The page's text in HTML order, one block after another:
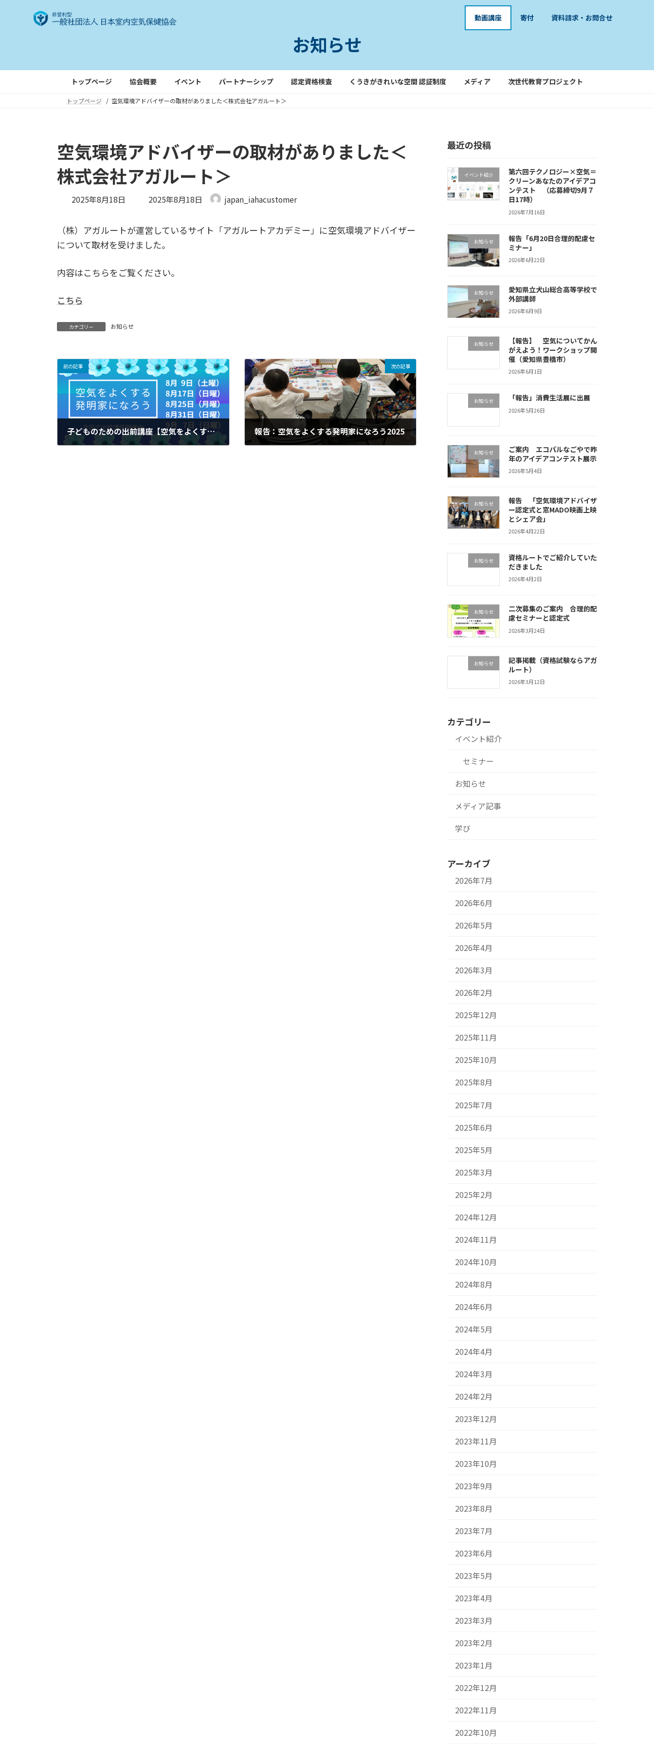
へ
ョ
動画講座 寄付 資料請求・お問合せ
お知らせ
トップページ 協会概要 イベント パートナーシップ 認定資格検査 くうきがきれいな空間 認証制度 メディア 次世代教育プロジェクト
トップページ 空気環境アドバイザーの取材がありました＜株式会社アガルート＞
空気環境アドバイザーの取材がありました＜
株式会社アガルート＞
2025年8月18日
最
新
日
2025年8月18日 japan_iahacustomer
（株）アガルートが運営しているサイト「アガルートアカデミー」に空気環境アドバイザー
について取材を受けました。
内容はこちらをご覧ください。
こちら
カテゴリー お知らせ
前の記事
子どものための出前講座【空気をよくする発明家になろう】愛知、千葉、東京で開催
2025年7月6日
次の記事
報告：空気をよくする発明家になろう2025
2025年8月19日
最近の投稿
イベント紹介
第六回テクノロジー×空気＝
クリーンあなたのアイデアコ
ンテスト （応募締切9月７
日17時）
2026年7月16日
お知らせ
報告「6月20日合理的配慮セ
ミナー」
2026年6月22日
お知らせ
愛知県立犬山総合高等学校で
外部講師
2026年6月9日
お知らせ
【報告】 空気についてかん
がえよう！ワークショップ開
催（愛知県豊橋市）
2026年6月1日
お知らせ 「報告」消費生活展に出展
2026年5月26日
お知らせ
ご案内 エコパルなごやで昨
年のアイデアコンテスト展示
2026年5月4日
お知らせ
報告 「空気環境アドバイザ
ー認定式と窓MADO映画上映
とシェア会」
2026年4月22日
お知らせ
資格ルートでご紹介していた
だきました
2026年4月2日
お知らせ
二次募集のご案内 合理的配
慮セミナーと認定式
2026年3月24日
お知らせ
記事掲載（資格試験ならアガ
ルート）
2026年3月12日
カテゴリー
イベント紹介
セミナー
お知らせ
メディア記事
学び
アーカイブ
2026年7月
2026年6月
2026年5月
2026年4月
2026年3月
2026年2月
2025年12月
2025年11月
2025年10月
2025年8月
2025年7月
2025年6月
2025年5月
2025年3月
2025年2月
2024年12月
2024年11月
2024年10月
2024年8月
2024年6月
2024年5月
2024年4月
2024年3月
2024年2月
2023年12月
2023年11月
2023年10月
2023年9月
2023年8月
2023年7月
2023年6月
2023年5月
2023年4月
2023年3月
2023年2月
2023年1月
2022年12月
2022年11月
2022年10月